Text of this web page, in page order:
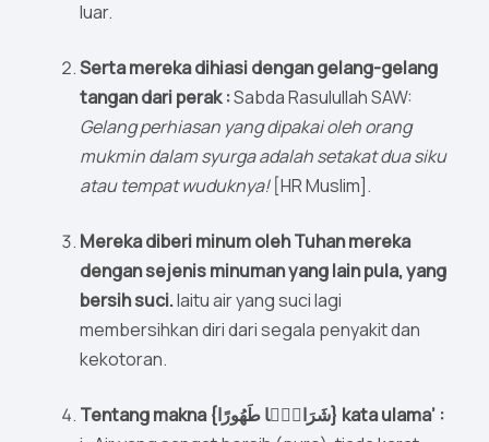
luar.
Serta mereka dihiasi dengan gelang-gelang
tangan dari perak :Sabda Rasulullah SAW:
Gelang perhiasan yang dipakai oleh orang
mukmin dalam syurga adalah setakat dua siku
atau tempat wuduknya![HR Muslim].
Mereka diberi minum oleh Tuhan mereka
dengan sejenis minuman yang lain pula, yang
bersih suci.Iaitu air yang suci lagi
membersihkan diri dari segala penyakit dan
kekotoran.
Tentang makna {شَرَابًۭا طَهُورًا} kata ulama’ :